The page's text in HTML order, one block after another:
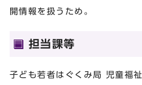
開情報を扱うため。
担当課等
子ども若者はぐくみ局 児童福